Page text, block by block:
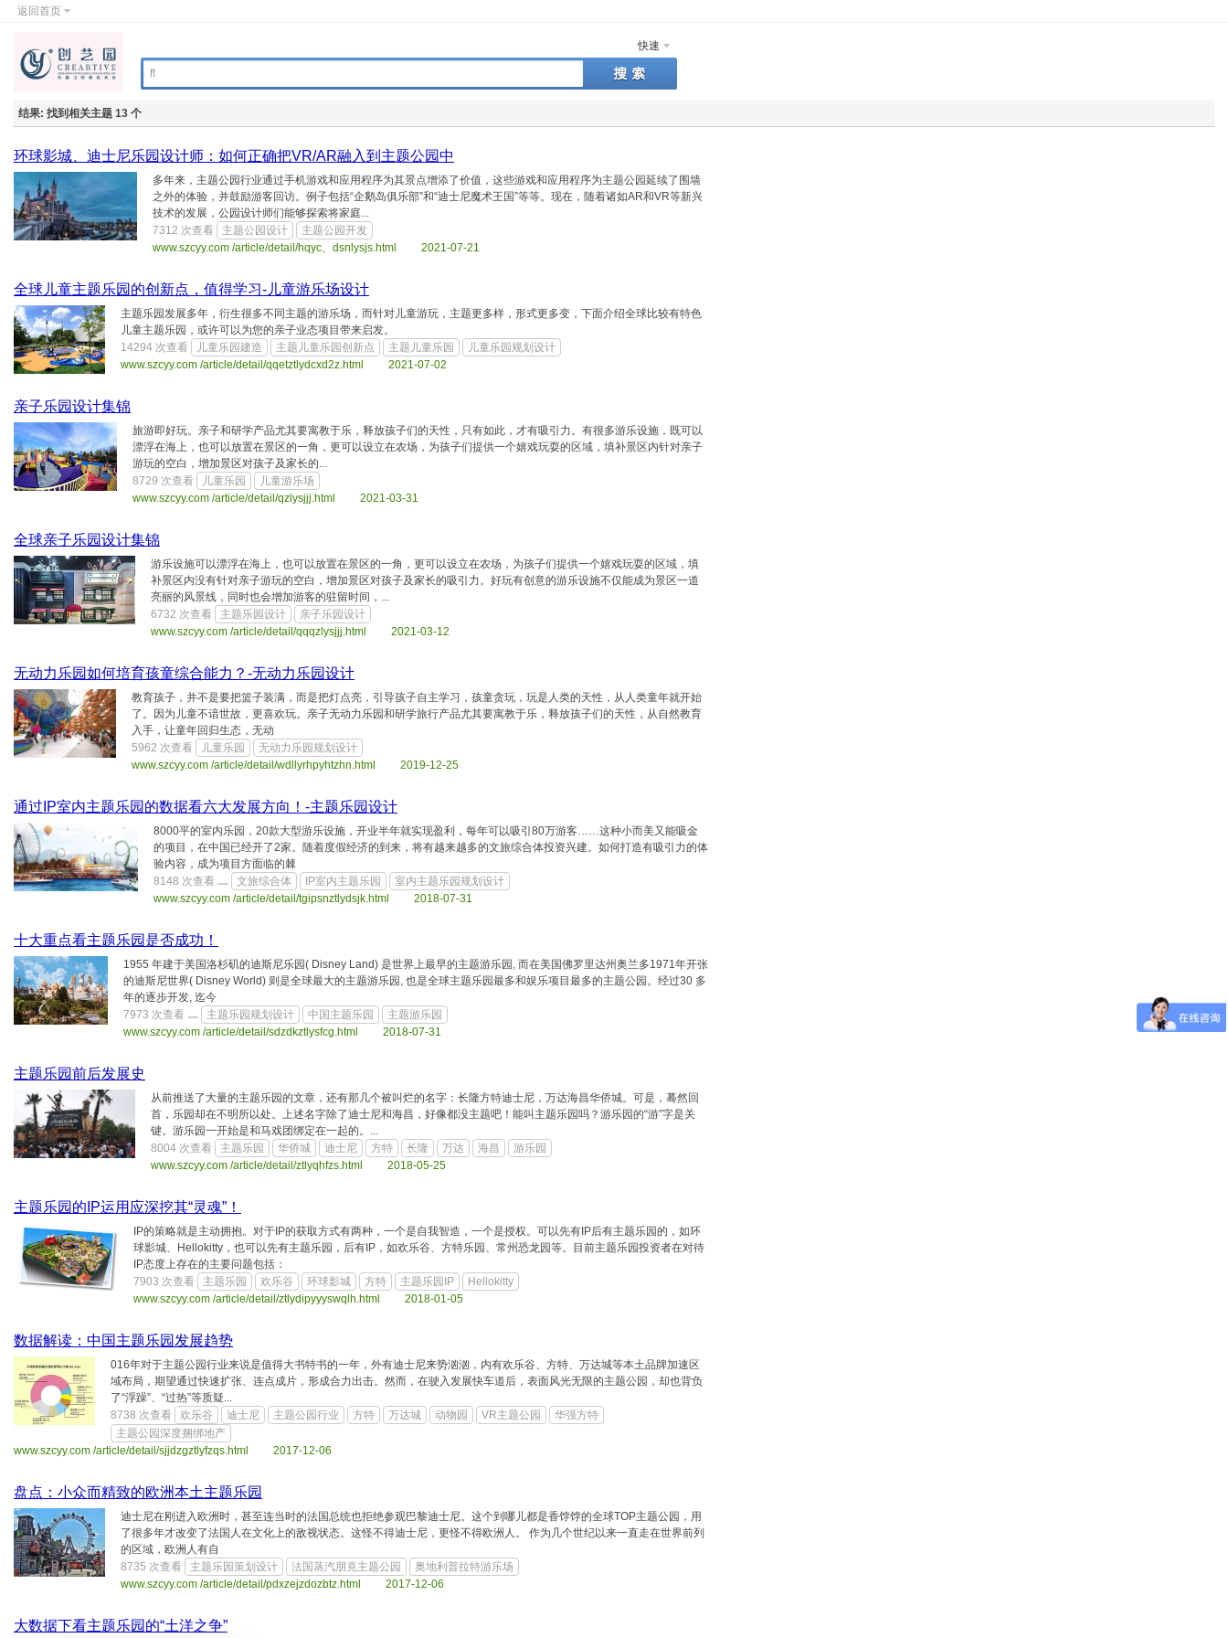
返回首页
快速
结果: 找到相关主题 13 个
环球影城、迪士尼乐园设计师：如何正确把VR/AR融入到主题公园中
多年来，主题公园行业通过手机游戏和应用程序为其景点增添了价值，这些游戏和应用程序为主题公园延续了围墙
之外的体验，并鼓励游客回访。例子包括“企鹅岛俱乐部”和“迪士尼魔术王国”等等。现在，随着诸如AR和VR等新兴
技术的发展，公园设计师们能够探索将家庭...
7312 次查看
主题公园设计
主题公园开发
www.szcyy.com /article/detail/hqyc、dsnlysjs.html 2021-07-21
全球儿童主题乐园的创新点，值得学习-儿童游乐场设计
主题乐园发展多年，衍生很多不同主题的游乐场，而针对儿童游玩，主题更多样，形式更多变，下面介绍全球比较有特色
儿童主题乐园，或许可以为您的亲子业态项目带来启发。
14294 次查看
儿童乐园建造 主题儿童乐园创新点 主题儿童乐园
儿童乐园规划设计
www.szcyy.com /article/detail/qqetztlydcxd2z.html 2021-07-02
亲子乐园设计集锦
旅游即好玩。亲子和研学产品尤其要寓教于乐，释放孩子们的天性，只有如此，才有吸引力。有很多游乐设施，既可以
漂浮在海上，也可以放置在景区的一角，更可以设立在农场，为孩子们提供一个嬉戏玩耍的区域，填补景区内针对亲子
游玩的空白，增加景区对孩子及家长的...
8729 次查看
儿童乐园
儿童游乐场
www.szcyy.com /article/detail/qzlysjjj.html 2021-03-31
全球亲子乐园设计集锦
游乐设施可以漂浮在海上，也可以放置在景区的一角，更可以设立在农场，为孩子们提供一个嬉戏玩耍的区域，填
补景区内没有针对亲子游玩的空白，增加景区对孩子及家长的吸引力。好玩有创意的游乐设施不仅能成为景区一道
亮丽的风景线，同时也会增加游客的驻留时间，...
6732 次查看
主题乐园设计
亲子乐园设计
www.szcyy.com /article/detail/qqqzlysjjj.html 2021-03-12
无动力乐园如何培育孩童综合能力？-无动力乐园设计
教育孩子，并不是要把篮子装满，而是把灯点亮，引导孩子自主学习，孩童贪玩，玩是人类的天性，从人类童年就开始
了。因为儿童不谙世故，更喜欢玩。亲子无动力乐园和研学旅行产品尤其要寓教于乐，释放孩子们的天性，从自然教育
入手，让童年回归生态，无动
5962 次查看
儿童乐园
无动力乐园规划设计
www.szcyy.com /article/detail/wdllyrhpyhtzhn.html 2019-12-25
通过IP室内主题乐园的数据看六大发展方向！-主题乐园设计
8000平的室内乐园，20款大型游乐设施，开业半年就实现盈利，每年可以吸引80万游客……这种小而美又能吸金
的项目，在中国已经开了2家。随着度假经济的到来，将有越来越多的文旅综合体投资兴建。如何打造有吸引力的体
验内容，成为项目方面临的棘
8148 次查看
文旅综合体 IP室内主题乐园
室内主题乐园规划设计
www.szcyy.com /article/detail/tgipsnztlydsjk.html 2018-07-31
十大重点看主题乐园是否成功！
1955 年建于美国洛杉矶的迪斯尼乐园( Disney Land) 是世界上最早的主题游乐园, 而在美国佛罗里达州奥兰多1971年开张
的迪斯尼世界( Disney World) 则是全球最大的主题游乐园, 也是全球主题乐园最多和娱乐项目最多的主题公园。经过30 多
年的逐步开发, 迄今
7973 次查看
主题乐园规划设计 中国主题乐园
主题游乐园
www.szcyy.com /article/detail/sdzdkztlysfcg.html 2018-07-31
主题乐园前后发展史
从前推送了大量的主题乐园的文章，还有那几个被叫烂的名字：长隆方特迪士尼，万达海昌华侨城。可是，蓦然回
首，乐园却在不明所以处。上述名字除了迪士尼和海昌，好像都没主题吧！能叫主题乐园吗？游乐园的“游”字是关
键。游乐园一开始是和马戏团绑定在一起的。...
8004 次查看
主题乐园 华侨城 迪士尼 方特 长隆 万达 海昌
游乐园
www.szcyy.com /article/detail/ztlyqhfzs.html 2018-05-25
主题乐园的IP运用应深挖其“灵魂”！
IP的策略就是主动拥抱。对于IP的获取方式有两种，一个是自我智造，一个是授权。可以先有IP后有主题乐园的，如环
球影城、Hellokitty，也可以先有主题乐园，后有IP，如欢乐谷、方特乐园、常州恐龙园等。目前主题乐园投资者在对待
IP态度上存在的主要问题包括：
7903 次查看
主题乐园 欢乐谷 环球影城 方特 主题乐园IP
Hellokitty
www.szcyy.com /article/detail/ztlydipyyyswqlh.html 2018-01-05
数据解读：中国主题乐园发展趋势
016年对于主题公园行业来说是值得大书特书的一年，外有迪士尼来势汹汹，内有欢乐谷、方特、万达城等本土品牌加速区
域布局，期望通过快速扩张、连点成片，形成合力出击。然而，在驶入发展快车道后，表面风光无限的主题公园，却也背负
了“浮躁”、“过热”等质疑...
8738 次查看
欢乐谷 迪士尼 主题公园行业 方特 万达城 动物园 VR主题公园
华强方特
主题公园深度捆绑地产
www.szcyy.com /article/detail/sjjdzgztlyfzqs.html 2017-12-06
盘点：小众而精致的欧洲本土主题乐园
迪士尼在刚进入欧洲时，甚至连当时的法国总统也拒绝参观巴黎迪士尼。这个到哪儿都是香饽饽的全球TOP主题公园，用
了很多年才改变了法国人在文化上的敌视状态。这怪不得迪士尼，更怪不得欧洲人。 作为几个世纪以来一直走在世界前列
的区域，欧洲人有自
8735 次查看
主题乐园策划设计 法国蒸汽朋克主题公园
奥地利普拉特游乐场
www.szcyy.com /article/detail/pdxzejzdozbtz.html 2017-12-06
大数据下看主题乐园的“土洋之争”